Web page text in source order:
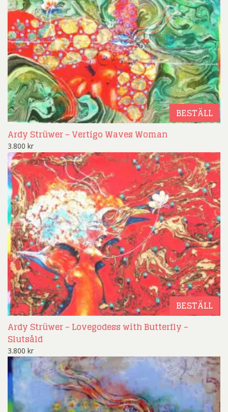
BESTÄLL
Ardy Strüwer – Vertigo Waves Woman
3.800 kr
BESTÄLL
Ardy Strüwer – Lovegodess with Butterfly –
Slutsåld
3.800 kr